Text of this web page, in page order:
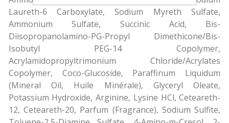
Laureth-6 Carboxylate, Sodium Myreth Sulfate,
Ammonium Sulfate, Succinic Acid, Bis-
Diisopropanolamino-PG-Propyl Dimethicone/Bis-
Isobutyl PEG-14 Copolymer,
Acrylamidopropyltrimonium Chloride/Acrylates
Copolymer, Coco-Glucoside, Paraffinum Liquidum
(Mineral Oil, Huile Minérale), Glyceryl Oleate,
Potassium Hydroxide, Arginine, Lysine HCl, Ceteareth-
12, Ceteareth-20, Parfum (Fragrance), Sodium Sulfite,